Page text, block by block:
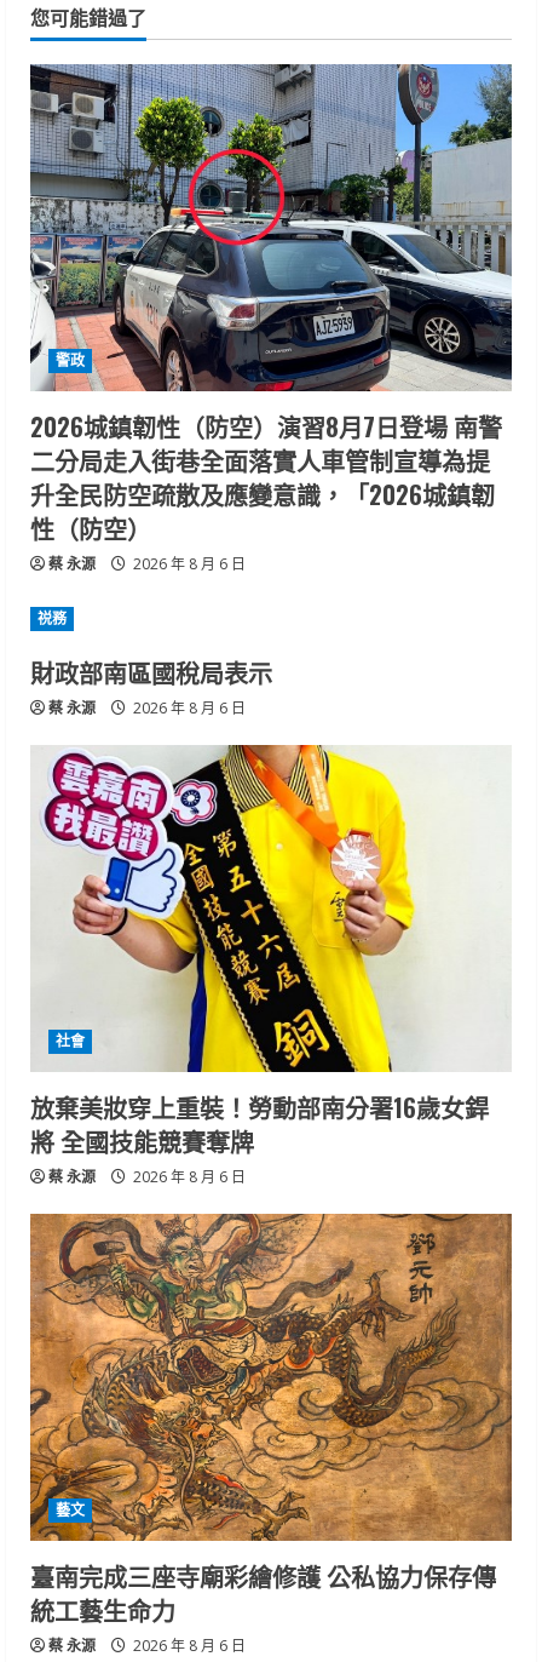
您可能錯過了
警政
2026城鎮韌性（防空）演習8月7日登場 南警
二分局走入街巷全面落實人車管制宣導為提
升全民防空疏散及應變意識，「2026城鎮韌
性（防空）
蔡 永源 2026 年 8 月 6 日
祱務
財政部南區國稅局表示
蔡 永源 2026 年 8 月 6 日
社會
放棄美妝穿上重裝！勞動部南分署16歲女銲
將 全國技能競賽奪牌
蔡 永源 2026 年 8 月 6 日
藝文
臺南完成三座寺廟彩繪修護 公私協力保存傳
統工藝生命力
蔡 永源 2026 年 8 月 6 日